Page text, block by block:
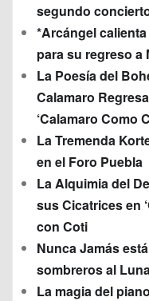
segundo
*Arcángel
para su regreso a
La Poesía del
Calamaro
‘Calamaro Como
La Tremenda
en el Foro Puebla
La Alquimia del
sus Cicatrices en
con Coti
Nunca Jamás
sombreros al
La magia del